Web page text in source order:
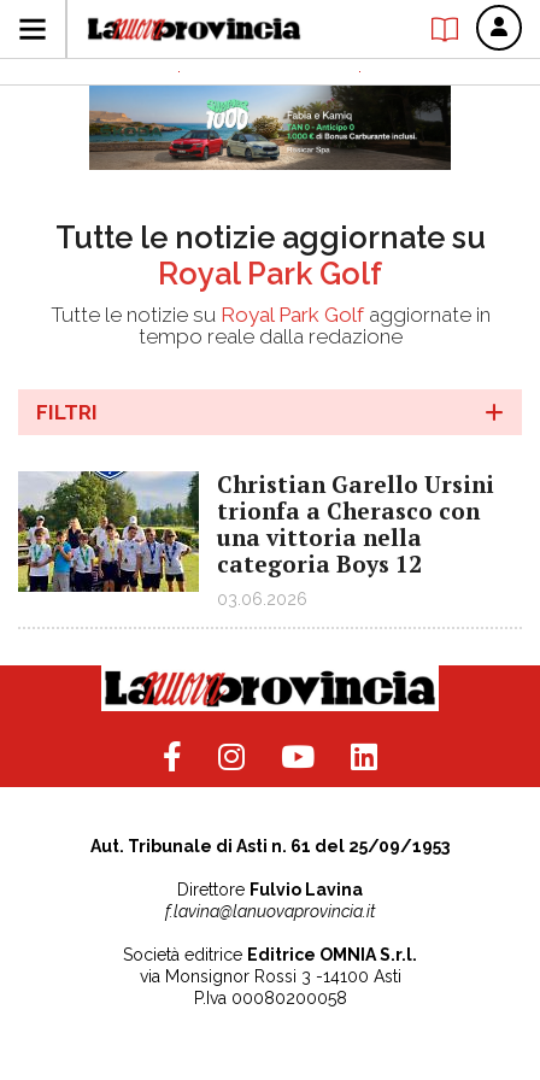
Tutte le notizie aggiornate su
Royal Park Golf
Tutte le notizie su Royal Park Golf aggiornate in
tempo reale dalla redazione
FILTRI
Christian Garello Ursini
trionfa a Cherasco con
una vittoria nella
categoria Boys 12
03.06.2026
Aut. Tribunale di Asti n. 61 del 25/09/1953
Direttore Fulvio Lavina
f.lavina@lanuovaprovincia.it
Società editrice Editrice OMNIA S.r.l.
via Monsignor Rossi 3 -14100 Asti
P.Iva 00080200058